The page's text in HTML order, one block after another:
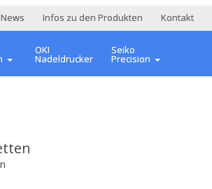
News Infos zu den Produkten Kontakt
OKI
Nadeldrucker
Seiko
Precision